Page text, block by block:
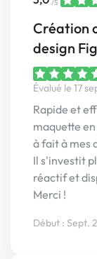
/5
Création
design
Évalué le 17
Rapide et
maquette
à fait à mes
Il s'investit
réactif et
Merci !
Début : Sept.